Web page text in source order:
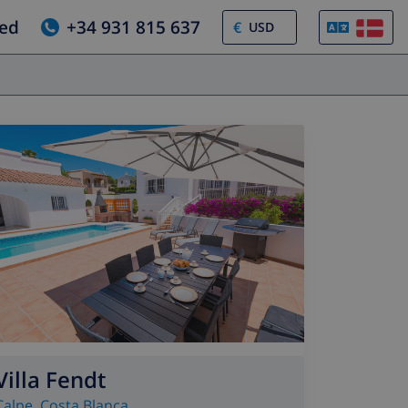
+34 931 815 637 €
Fendt